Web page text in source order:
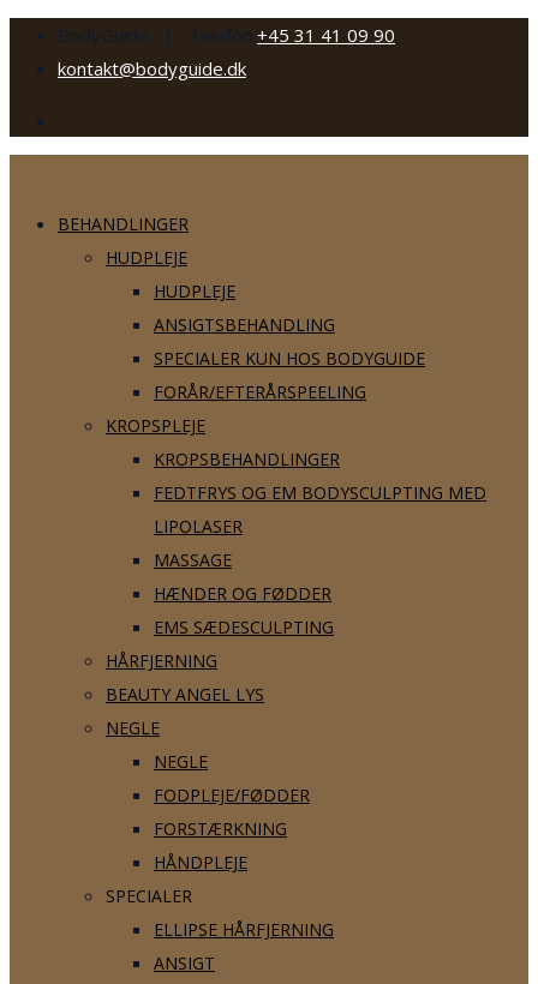
BodyGuide | Telefon +45 31 41 09 90
kontakt@bodyguide.dk
BEHANDLINGER
HUDPLEJE
HUDPLEJE
ANSIGTSBEHANDLING
SPECIALER KUN HOS BODYGUIDE
FORÅR/EFTERÅRSPEELING
KROPSPLEJE
KROPSBEHANDLINGER
FEDTFRYS OG EM BODYSCULPTING MED
LIPOLASER
MASSAGE
HÆNDER OG FØDDER
EMS SÆDESCULPTING
HÅRFJERNING
BEAUTY ANGEL LYS
NEGLE
NEGLE
FODPLEJE/FØDDER
FORSTÆRKNING
HÅNDPLEJE
SPECIALER
ELLIPSE HÅRFJERNING
ANSIGT